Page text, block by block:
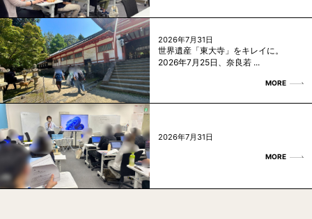
2026年7月31日
世界遺産「東大寺」をキレイに。
2026年7月25日、奈良若 ...
MORE
2026年7月31日
MORE